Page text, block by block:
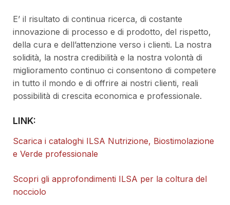
E’ il risultato di continua ricerca, di costante
innovazione di processo e di prodotto, del rispetto,
della cura e dell’attenzione verso i clienti. La nostra
solidità, la nostra credibilità e la nostra volontà di
miglioramento continuo ci consentono di competere
in tutto il mondo e di offrire ai nostri clienti, reali
possibilità di crescita economica e professionale.
LINK:
Scarica i cataloghi ILSA Nutrizione, Biostimolazione
e Verde professionale
Scopri gli approfondimenti ILSA per la coltura del
nocciolo